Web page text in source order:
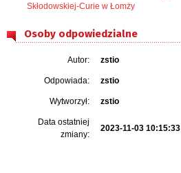
Skłodowskiej-Curie w Łomży
Osoby odpowiedzialne
Autor: zstio
Odpowiada: zstio
Wytworzył: zstio
Data ostatniej
zmiany:
2023-11-03 10:15:33